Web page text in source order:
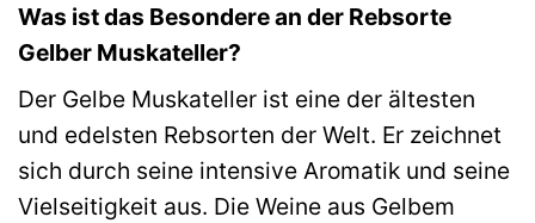
Was ist das Besondere an der Rebsorte
Gelber Muskateller?
Der Gelbe Muskateller ist eine der ältesten
und edelsten Rebsorten der Welt. Er zeichnet
sich durch seine intensive Aromatik und seine
Vielseitigkeit aus. Die Weine aus Gelbem